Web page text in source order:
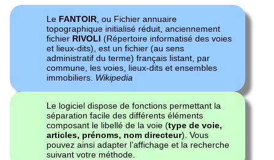
Le FANTOIR , ou Fichier annuaire
topographique initialisé réduit, anciennement
fichier RIVOLI (Répertoire informatisé des voies
et lieux-dits), est un fichier (au sens
administratif du terme) français listant, par
commune, les voies, lieux-dits et ensembles
immobiliers. Wikipedia
Le logiciel dispose de fonctions permettant la
séparation facile des différents éléments
composant le libellé de la voie (type de voie,
articles, prénoms, nom directeur). Vous
pouvez ainsi adapter l’affichage et la recherche
suivant votre méthode.